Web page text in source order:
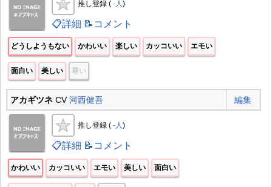
推し登録 ( -人)
📋詳細 📝コメント
どうしようもない かわいい 楽しい カッコいい エモい
面白い 美しい 尊い
アカギツネCV河西健吾 編集
推し登録 ( -人)
📋詳細 📝コメント
かわいい カッコいい エモい 美しい 面白い